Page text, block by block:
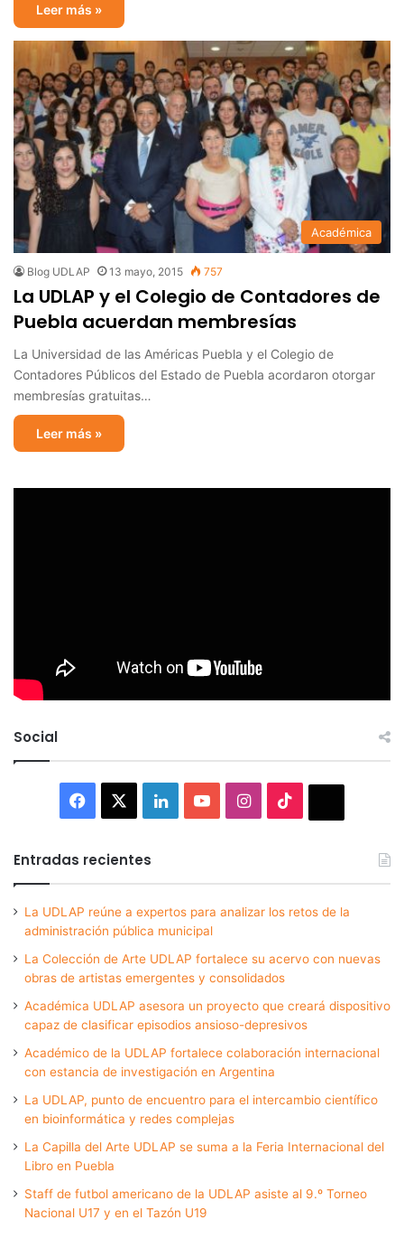
Leer más »
Académica
Blog UDLAP 13 mayo, 2015 757
La UDLAP y el Colegio de Contadores de
Puebla acuerdan membresías
La Universidad de las Américas Puebla y el Colegio de
Contadores Públicos del Estado de Puebla acordaron otorgar
membresías gratuitas…
Leer más »
Social
Facebook LinkedInYouTubeInstagram
Entradas recientes
La UDLAP reúne a expertos para analizar los retos de la
administración pública municipal
La Colección de Arte UDLAP fortalece su acervo con nuevas
obras de artistas emergentes y consolidados
Académica UDLAP asesora un proyecto que creará dispositivo
capaz de clasificar episodios ansioso-depresivos
Académico de la UDLAP fortalece colaboración internacional
con estancia de investigación en Argentina
La UDLAP, punto de encuentro para el intercambio científico
en bioinformática y redes complejas
La Capilla del Arte UDLAP se suma a la Feria Internacional del
Libro en Puebla
Staff de futbol americano de la UDLAP asiste al 9.º Torneo
Nacional U17 y en el Tazón U19